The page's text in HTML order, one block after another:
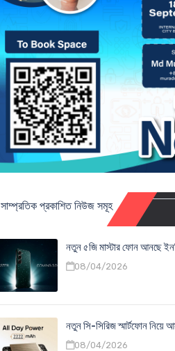
সাম্প্রতিক প্রকাশিত নিউজ সমূহ
নতুন ৫জি মাস্টার ফোন আনছে
08/04/2026
নতুন সি-সিরিজ স্মার্টফোন নিয়ে
08/04/2026